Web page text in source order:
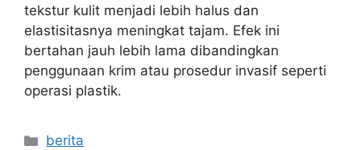
tekstur kulit menjadi lebih halus dan
elastisitasnya meningkat tajam. Efek ini
bertahan jauh lebih lama dibandingkan
penggunaan krim atau prosedur invasif seperti
operasi plastik.
Kategori
berita